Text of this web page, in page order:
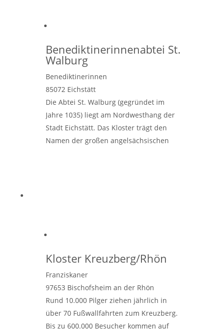
Benediktinerinnenabtei St.
Walburg
Benediktinerinnen
85072 Eichstätt
Die Abtei St. Walburg (gegründet im
Jahre 1035) liegt am Nordwesthang der
Stadt Eichstätt. Das Kloster trägt den
Namen der großen angelsächsischen
Kloster Kreuzberg/Rhön
Franziskaner
97653 Bischofsheim an der Rhön
Rund 10.000 Pilger ziehen jährlich in
über 70 Fußwallfahrten zum Kreuzberg.
Bis zu 600.000 Besucher kommen auf